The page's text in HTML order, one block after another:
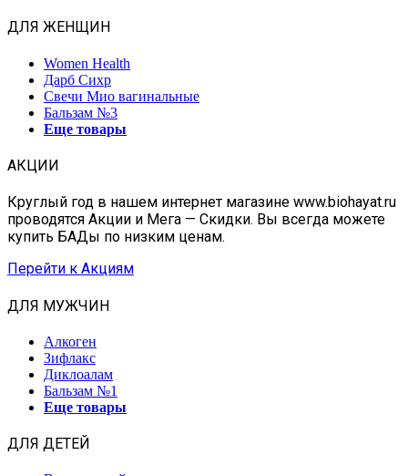
ДЛЯ ЖЕНЩИН
Women Health
Дарб Сихр
Свечи Мио вагинальные
Бальзам №3
Еще товары
АКЦИИ
Круглый год в нашем интернет магазине www.biohayat.ru
проводятся Акции и Мега — Скидки. Вы всегда можете
купить БАДы по низким ценам.
Перейти к Акциям
ДЛЯ МУЖЧИН
Алкоген
Зифлакс
Диклоалам
Бальзам №1
Еще товары
ДЛЯ ДЕТЕЙ